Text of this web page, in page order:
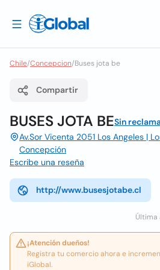
Chile/Concepcion/Buses jota be
Compartir
BUSES JOTA BESin
Av.Sor Vicenta 2051 Los Angeles |
Concepción
Escribe una reseña
http://www.busesjotabe.cl
Última
¡Atención dueños!
Registra tu comercio ahora e
iGlobal.